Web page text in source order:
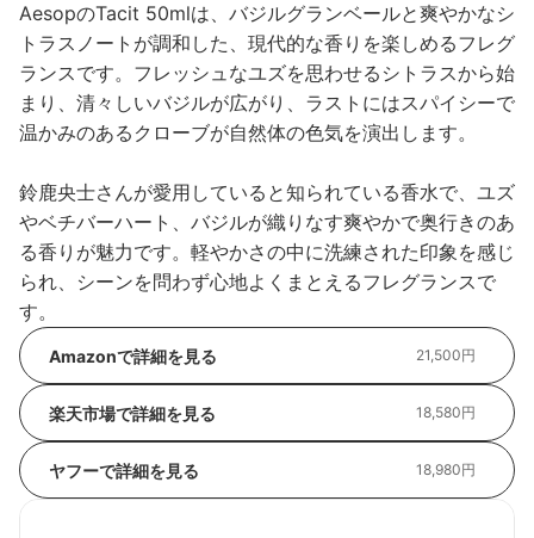
AesopのTacit 50mlは、バジルグランベールと爽やかなシ
トラスノートが調和した、現代的な香りを楽しめるフレグ
ランスです。フレッシュなユズを思わせるシトラスから始
まり、清々しいバジルが広がり、ラストにはスパイシーで
温かみのあるクローブが自然体の色気を演出します。
鈴鹿央士さんが愛用していると知られている香水で、ユズ
やベチバーハート、バジルが織りなす爽やかで奥行きのあ
る香りが魅力です。軽やかさの中に洗練された印象を感じ
られ、シーンを問わず心地よくまとえるフレグランスで
す。
Amazonで詳細を見る 21,500円
楽天市場で詳細を見る 18,580円
ヤフーで詳細を見る 18,980円